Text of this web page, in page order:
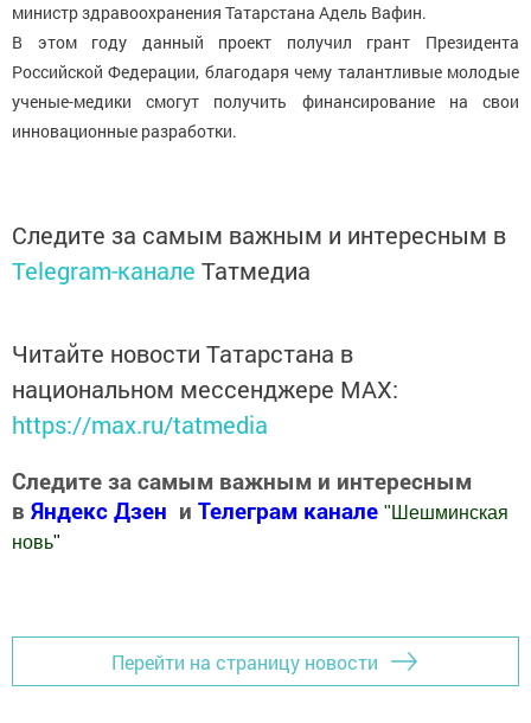
министр здравоохранения Татарстана Адель Вафин.
В этом году данный проект получил грант Президента
Российской Федерации, благодаря чему талантливые молодые
ученые-медики смогут получить финансирование на свои
инновационные разработки.
Следите за самым важным и интересным в
Telegram-канале Татмедиа
Читайте новости Татарстана в
национальном мессенджере MАХ:
https://max.ru/tatmedia
Следите за самым важным и интересным
в Яндекс Дзен и Телеграм канале " Шешминская
новь"
Перейти на страницу новости